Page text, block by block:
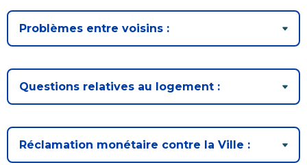
Problèmes entre voisins :
Questions relatives au logement :
Réclamation monétaire contre la Ville :